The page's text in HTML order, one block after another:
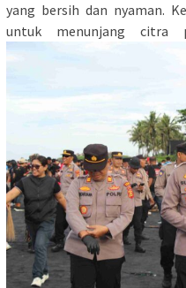
yang bersih dan nyaman.
untuk menunjang citra